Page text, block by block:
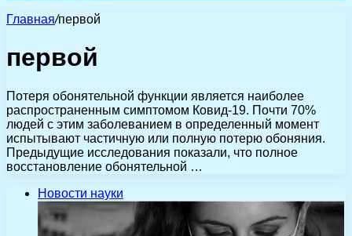
Главная/первой
первой
Потеря обонятельной функции является наиболее
распространенным симптомом Ковид-19. Почти 70%
людей с этим заболеванием в определенный момент
испытывают частичную или полную потерю обоняния.
Предыдущие исследования показали, что полное
восстановление обонятельной …
Новости науки